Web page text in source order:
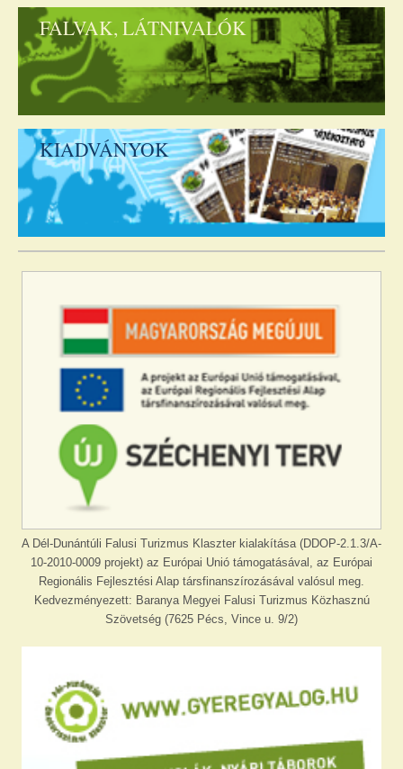
FALVAK, LÁTNIVALÓK
KIADVÁNYOK
A Dél-Dunántúli Falusi Turizmus Klaszter kialakítása (DDOP-2.1.3/A-
10-2010-0009 projekt) az Európai Unió támogatásával, az Európai
Regionális Fejlesztési Alap társfinanszírozásával valósul meg.
Kedvezményezett: Baranya Megyei Falusi Turizmus Közhasznú
Szövetség (7625 Pécs, Vince u. 9/2)